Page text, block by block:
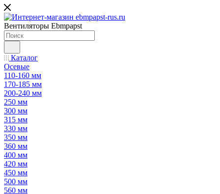
Вентиляторы Ebmpapst
Каталог
Осевые
110-160 мм
170-185 мм
200-240 мм
250 мм
300 мм
315 мм
330 мм
350 мм
360 мм
400 мм
420 мм
450 мм
500 мм
560 мм